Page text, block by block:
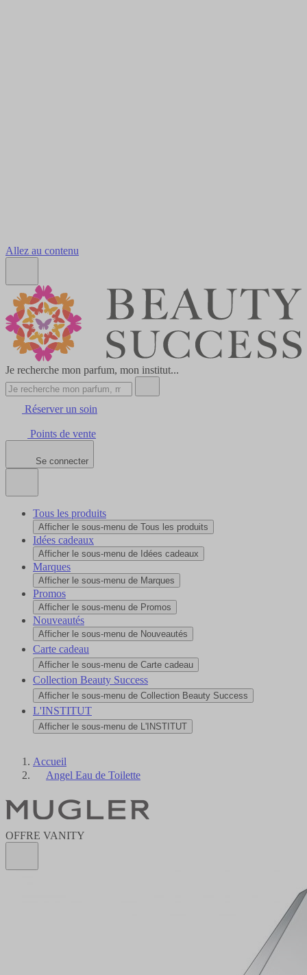
Allez au contenu
Je recherche mon parfum, mon institut...
Réserver un soin
Points de vente
Se connecter
Tous les produits
Afficher le sous-menu de Tous les produits
Idées cadeaux
Afficher le sous-menu de Idées cadeaux
Marques
Afficher le sous-menu de Marques
Promos
Afficher le sous-menu de Promos
Nouveautés
Afficher le sous-menu de Nouveautés
Carte cadeau
Afficher le sous-menu de Carte cadeau
Collection Beauty Success
Afficher le sous-menu de Collection Beauty Success
L'INSTITUT
Afficher le sous-menu de L'INSTITUT
Accueil
Angel Eau de Toilette
OFFRE VANITY